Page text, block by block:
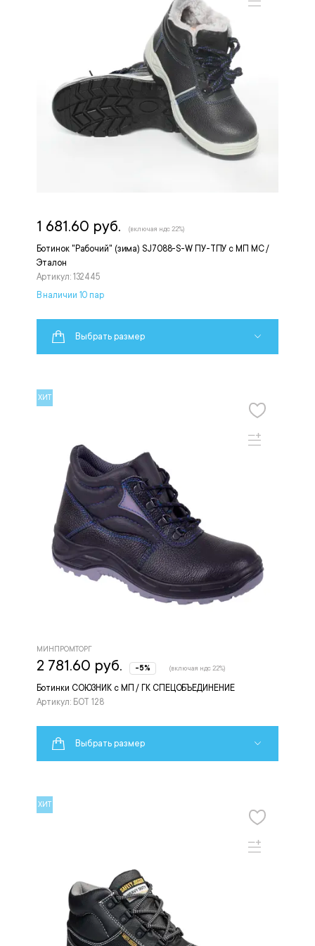
Ботинок "Рабочий" (зима) SJ7088-S-W ПУ-ТПУ с МП МС /
Эталон
Артикул: 132445
1 681.60 руб. (включая ндс 22%)
В наличии 10 пар
Выбрать размер
ХИТ
Ботинки СОЮЗНИК с МП / ГК СПЕЦОБЪЕДИНЕНИЕ
Артикул: БОТ 128
МИНПРОМТОРГ
2 781.60 руб. -5% (включая ндс 22%)
Выбрать размер
ХИТ